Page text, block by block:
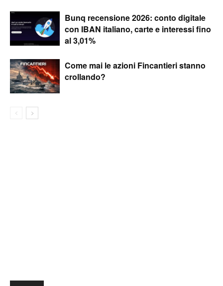
Bunq recensione 2026: conto digitale
con IBAN italiano, carte e interessi fino
al 3,01%
Come mai le azioni Fincantieri stanno
crollando?